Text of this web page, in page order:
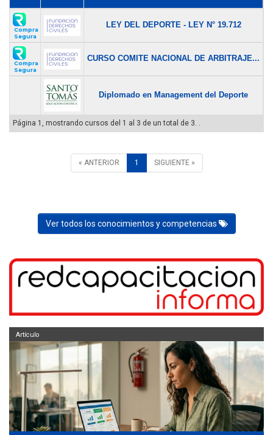
Compra
Segura
LEY DEL DEPORTE - LEY N° 19.712
Compra
Segura
CURSO COMITE NACIONAL DE ARBITRAJE...
Diplomado en Management del Deporte
Página 1, mostrando cursos del 1 al 3 de un total de 3. .
« ANTERIOR 1 SIGUIENTE »
Ver todos los conocimientos y competencias
Artículo